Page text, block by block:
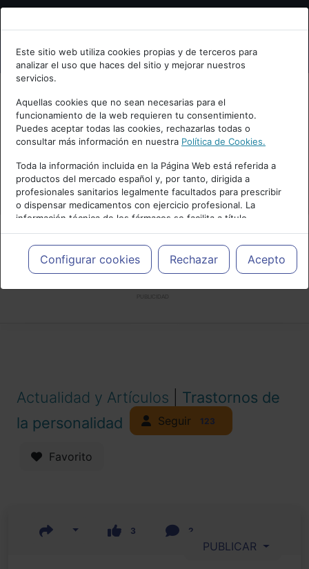
Bienvenid@ a psiquiatria.com
Escribe tu Email
Accede o regístrate con tu email.
Cancelar
Este sitio web utiliza cookies propias y de terceros para
analizar el uso que haces del sitio y mejorar nuestros
servicios.
Aquellas cookies que no sean necesarias para el
funcionamiento de la web requieren tu consentimiento.
Puedes aceptar todas las cookies, rechazarlas todas o
consultar más información en nuestra Política de Cookies.
Toda la información incluida en la Página Web está referida a
productos del mercado español y, por tanto, dirigida a
profesionales sanitarios legalmente facultados para prescribir
o dispensar medicamentos con ejercicio profesional. La
información técnica de los fármacos se facilita a título
meramente informativo, siendo responsabilidad de los
profesionales facultados prescribir medicamentos y decidir, en
cada caso concreto, el tratamiento más adecuado a las
necesidades del paciente.
Configurar cookies Rechazar Acepto
Actualidad y Artículos
Trastornos de
la personalidad
Seguir 123
Favorito
3 2
PUBLICAR